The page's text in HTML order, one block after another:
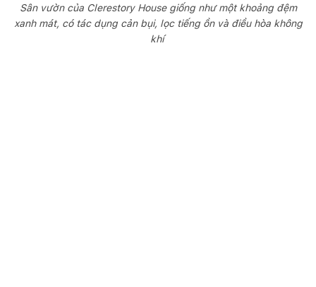
Sân vườn của Clerestory House giống như một khoảng đệm
xanh mát, có tác dụng cản bụi, lọc tiếng ồn và điều hòa không
khí